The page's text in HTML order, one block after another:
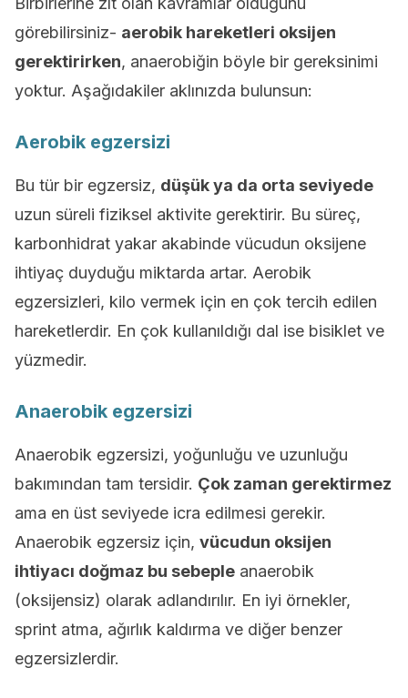
görebilirsiniz- aerobik hareketleri oksijen
gerektirirken, anaerobiğin böyle bir gereksinimi
yoktur. Aşağıdakiler aklınızda bulunsun:
Aerobik egzersizi
Bu tür bir egzersiz, düşük ya da orta seviyede
uzun süreli fiziksel aktivite gerektirir. Bu süreç,
karbonhidrat yakar akabinde vücudun oksijene
ihtiyaç duyduğu miktarda artar. Aerobik
egzersizleri, kilo vermek için en çok tercih edilen
hareketlerdir. En çok kullanıldığı dal ise bisiklet ve
yüzmedir.
Anaerobik egzersizi
Anaerobik egzersizi, yoğunluğu ve uzunluğu
bakımından tam tersidir. Çok zaman gerektirmez
ama en üst seviyede icra edilmesi gerekir.
Anaerobik egzersiz için, vücudun oksijen
ihtiyacı doğmaz bu sebeple anaerobik
(oksijensiz) olarak adlandırılır. En iyi örnekler,
sprint atma, ağırlık kaldırma ve diğer benzer
egzersizlerdir.